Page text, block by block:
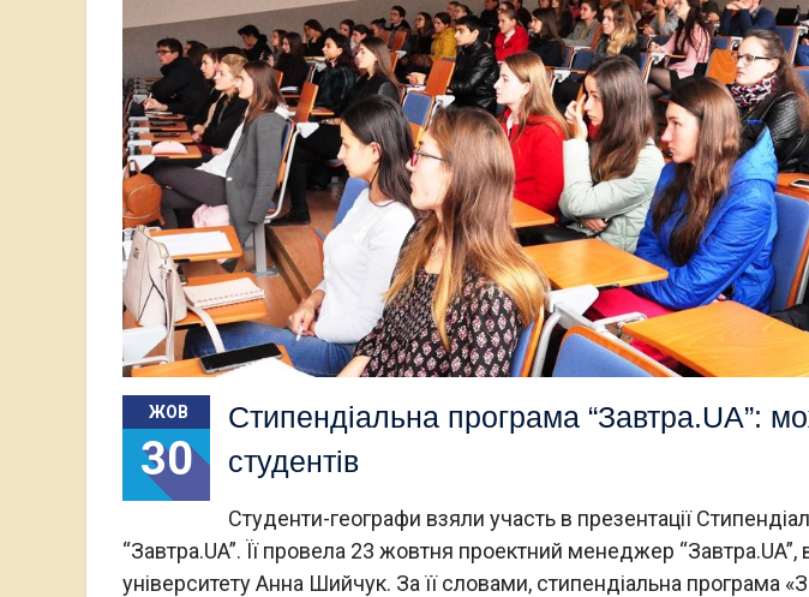
ЖОВ
30
Стипендіальна програма “Завтра.UA”:
студентів
Студенти-географи взяли участь в презентації
“Завтра.UA”. Її провела 23 жовтня проектний менеджер
університету Анна Шийчук. За її словами, стипендіальна програма